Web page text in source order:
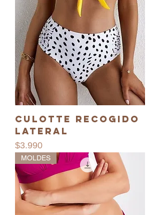
Culotte recogido
lateral
Precio
$3.990
MOLDES